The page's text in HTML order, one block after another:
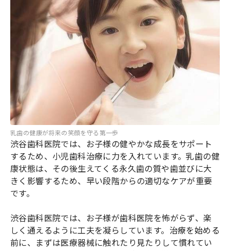
乳歯の健康が将来の笑顔を守る第一歩
渋谷歯科医院では、お子様の健やかな成長をサポート
するため、小児歯科治療に力を入れています。乳歯の健
康状態は、その後生えてくる永久歯の質や歯並びに大
きく影響するため、早い段階からの適切なケアが重要
です。
渋谷歯科医院では、お子様が歯科医院を怖がらず、楽
しく通えるように工夫を凝らしています。治療を始める
前に、まずは医療器械に触れたり見たりして慣れてい